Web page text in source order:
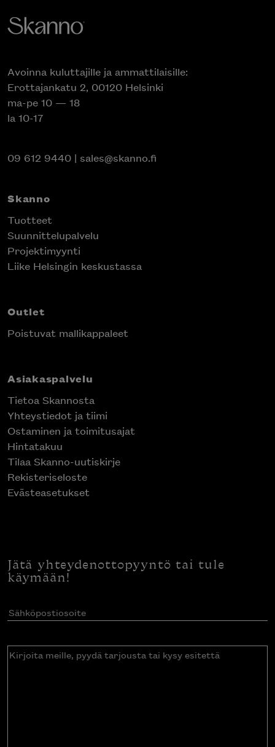
Avoinna kuluttajille ja ammattilaisille:
Erottajankatu 2, 00120 Helsinki
ma-pe 10 — 18
la 10-17
09 612 9440 | sales@skanno.fi
Skanno
Tuotteet
Suunnittelupalvelu
Projektimyynti
Liike Helsingin keskustassa
Outlet
Poistuvat mallikappaleet
Asiakaspalvelu
Tietoa Skannosta
Yhteystiedot ja tiimi
Ostaminen ja toimitusajat
Hintatakuu
Tilaa Skanno-uutiskirje
Rekisteriseloste
Evästeasetukset
Jätä yhteydenottopyyntö tai tule
käymään!
Sähköpostiosoite(Pakollinen)
Kirjoita